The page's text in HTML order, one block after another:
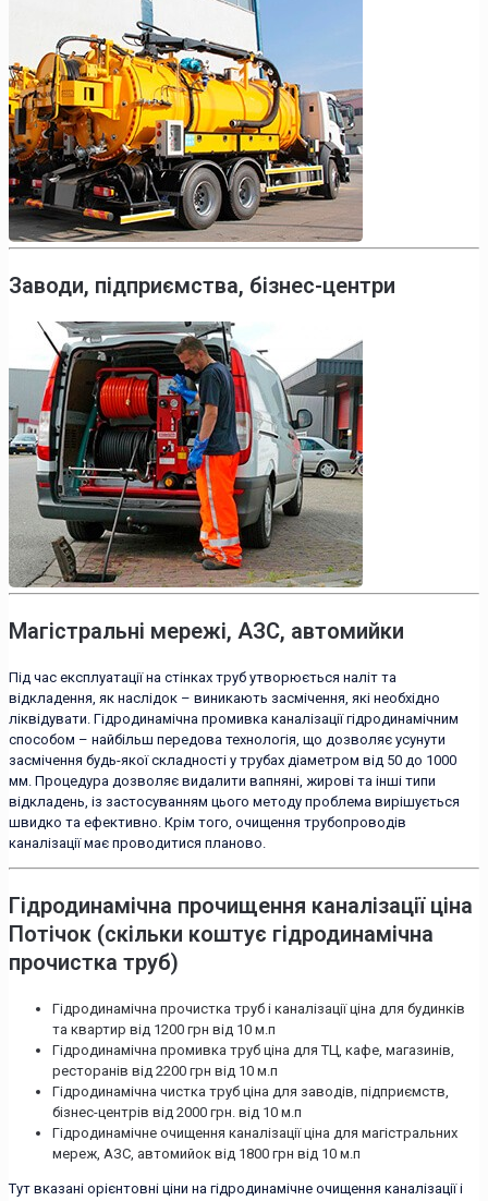
Заводи, підприємства, бізнес-центри
Магістральні мережі, АЗС, автомийки
Під час експлуатації на стінках труб утворюється наліт та
відкладення, як наслідок – виникають засмічення, які необхідно
ліквідувати. Гідродинамічна промивка каналізації гідродинамічним
способом – найбільш передова технологія, що дозволяє усунути
засмічення будь-якої складності у трубах діаметром від 50 до 1000
мм. Процедура дозволяє видалити вапняні, жирові та інші типи
відкладень, із застосуванням цього методу проблема вирішується
швидко та ефективно. Крім того, очищення трубопроводів
каналізації має проводитися планово.
Гідродинамічна прочищення каналізації ціна
Потічок (скільки коштує гідродинамічна
прочистка труб)
Гідродинамічна прочистка труб і каналізації ціна для будинків
та квартир від 1200 грн від 10 м.п
Гідродинамічна промивка труб ціна для ТЦ, кафе, магазинів,
ресторанів від 2200 грн від 10 м.п
Гідродинамічна чистка труб ціна для заводів, підприємств,
бізнес-центрів від 2000 грн. від 10 м.п
Гідродинамічне очищення каналізації ціна для магістральних
мереж, АЗС, автомийок від 1800 грн від 10 м.п
Тут вказані орієнтовні ціни на гідродинамічне очищення каналізації і